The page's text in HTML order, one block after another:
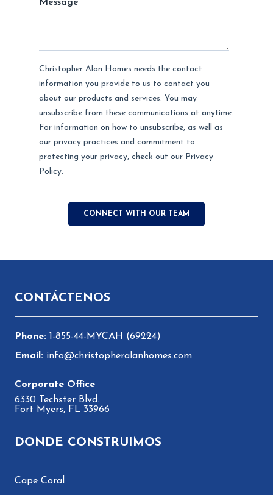
CONTÁCTENOS
1-855-44-MYCAH (69224)
info@christopheralanhomes.com
6330 Techster Blvd.
Fort Myers, FL 33966
DONDE CONSTRUIMOS
Cape Coral